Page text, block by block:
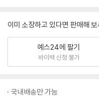
이미 소장하고 있다면 판매해 보
예스24에 팔기
바이백 신청 불가
국내배송만 가능